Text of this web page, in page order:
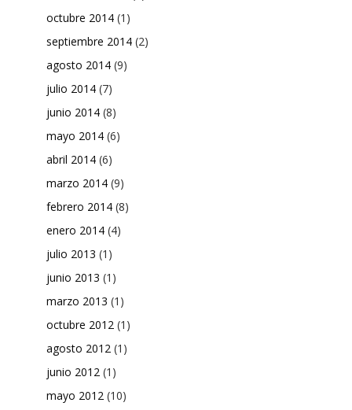
octubre 2014 (1)
septiembre 2014 (2)
agosto 2014 (9)
julio 2014 (7)
junio 2014 (8)
mayo 2014 (6)
abril 2014 (6)
marzo 2014 (9)
febrero 2014 (8)
enero 2014 (4)
julio 2013 (1)
junio 2013 (1)
marzo 2013 (1)
octubre 2012 (1)
agosto 2012 (1)
junio 2012 (1)
mayo 2012 (10)